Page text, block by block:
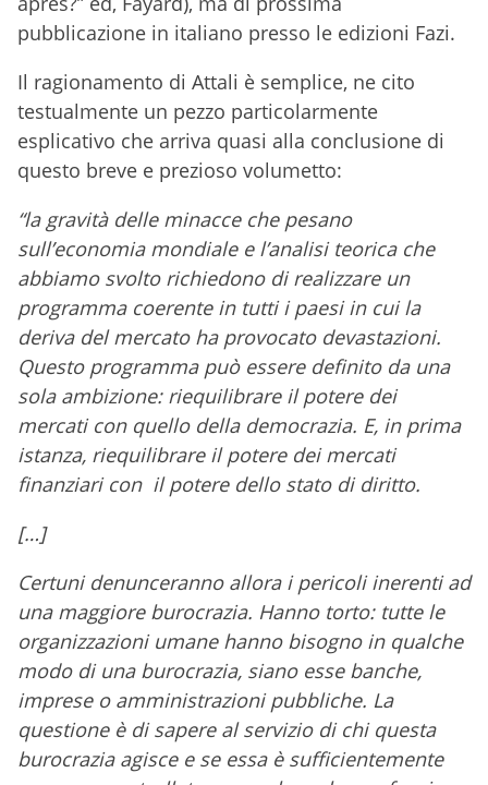
pubblicazione in italiano presso le edizioni Fazi.
Il ragionamento di Attali è semplice, ne cito
testualmente un pezzo particolarmente
esplicativo che arriva quasi alla conclusione di
questo breve e prezioso volumetto:
“la gravità delle minacce che pesano
sull’economia mondiale e l’analisi teorica che
abbiamo svolto richiedono di realizzare un
programma coerente in tutti i paesi in cui la
deriva del mercato ha provocato devastazioni.
Questo programma può essere definito da una
sola ambizione: riequilibrare il potere dei
mercati con quello della democrazia. E, in prima
istanza, riequilibrare il potere dei mercati
finanziari con il potere dello stato di diritto.
[…]
Certuni denunceranno allora i pericoli inerenti ad
una maggiore burocrazia. Hanno torto: tutte le
organizzazioni umane hanno bisogno in qualche
modo di una burocrazia, siano esse banche,
imprese o amministrazioni pubbliche. La
questione è di sapere al servizio di chi questa
burocrazia agisce e se essa è sufficientemente